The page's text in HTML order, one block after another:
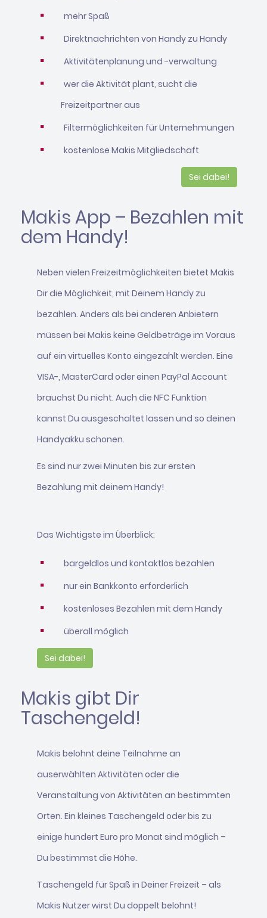
mehr Spaß
Direktnachrichten von Handy zu Handy
Aktivitätenplanung und -verwaltung
wer die Aktivität plant, sucht die
Freizeitpartner aus
Filtermöglichkeiten für Unternehmungen
kostenlose Makis Mitgliedschaft
Sei dabei!
Makis App – Bezahlen mit
dem Handy!
Neben vielen Freizeitmöglichkeiten bietet Makis
Dir die Möglichkeit, mit Deinem Handy zu
bezahlen. Anders als bei anderen Anbietern
müssen bei Makis keine Geldbeträge im Voraus
auf ein virtuelles Konto eingezahlt werden. Eine
VISA-, MasterCard oder einen PayPal Account
brauchst Du nicht. Auch die NFC Funktion
kannst Du ausgeschaltet lassen und so deinen
Handyakku schonen.
Es sind nur zwei Minuten bis zur ersten
Bezahlung mit deinem Handy!
Das Wichtigste im Überblick:
bargeldlos und kontaktlos bezahlen
nur ein Bankkonto erforderlich
kostenloses Bezahlen mit dem Handy
überall möglich
Sei dabei!
Makis gibt Dir
Taschengeld!
Makis belohnt deine Teilnahme an
auserwählten Aktivitäten oder die
Veranstaltung von Aktivitäten an bestimmten
Orten. Ein kleines Taschengeld oder bis zu
einige hundert Euro pro Monat sind möglich –
Du bestimmst die Höhe.
Taschengeld für Spaß in Deiner Freizeit – als
Makis Nutzer wirst Du doppelt belohnt!